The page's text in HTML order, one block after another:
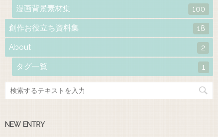
漫画背景素材集 100
創作お役立ち資料集 18
About 2
タグ一覧 1
NEW ENTRY